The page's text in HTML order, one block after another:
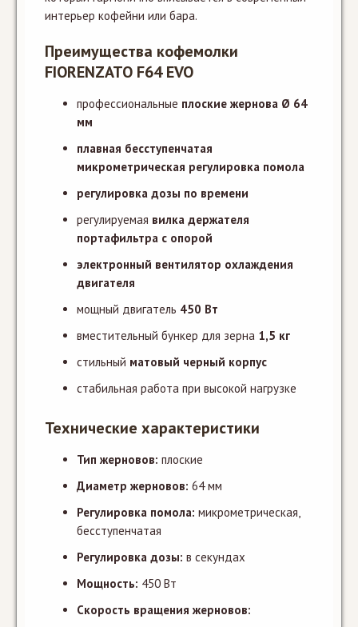
интерьер кофейни или бара.
Преимущества кофемолки
FIORENZATO F64 EVO
профессиональные плоские жернова Ø 64
мм
плавная бесступенчатая
микрометрическая регулировка помола
регулировка дозы по времени
регулируемая вилка держателя
портафильтра с опорой
электронный вентилятор охлаждения
двигателя
мощный двигатель 450 Вт
вместительный бункер для зерна 1,5 кг
стильный матовый черный корпус
стабильная работа при высокой нагрузке
Технические характеристики
Тип жерновов: плоские
Диаметр жерновов: 64 мм
Регулировка помола: микрометрическая,
бесступенчатая
Регулировка дозы: в секундах
Мощность: 450 Вт
Скорость вращения жерновов: